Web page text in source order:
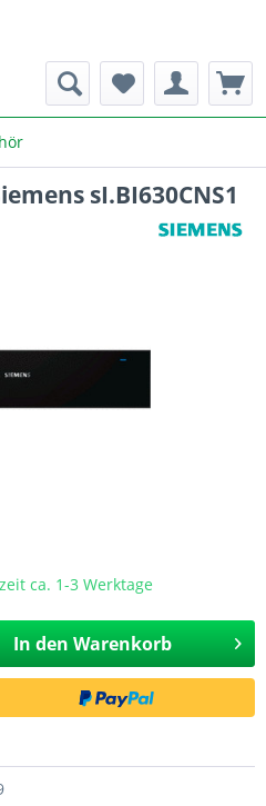
sI.BI630CNS1
ca. 1-3 Werktage
In den Warenkorb